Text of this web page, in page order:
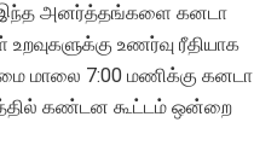
இந்த அனர்த்தங்களை கனடா
உணர்வு ரீதியாக
மாலை 7:00 மணிக்கு கனடா
கண்டன கூட்டம் ஒன்றை